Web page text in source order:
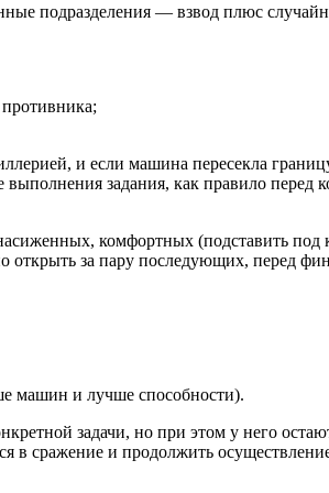
подразделения — взвод плюс
и если машина пересекла
задания, как правило
комфортных (подставить под
открыть за пару последующих, перед
машин и лучше способности).
задачи, но при этом у него
в сражение и продолжить